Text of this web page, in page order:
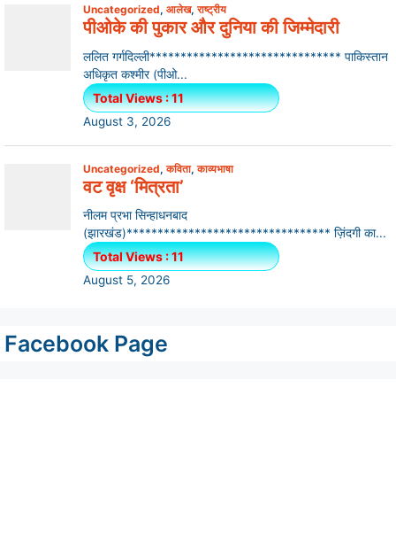
Facebook Page